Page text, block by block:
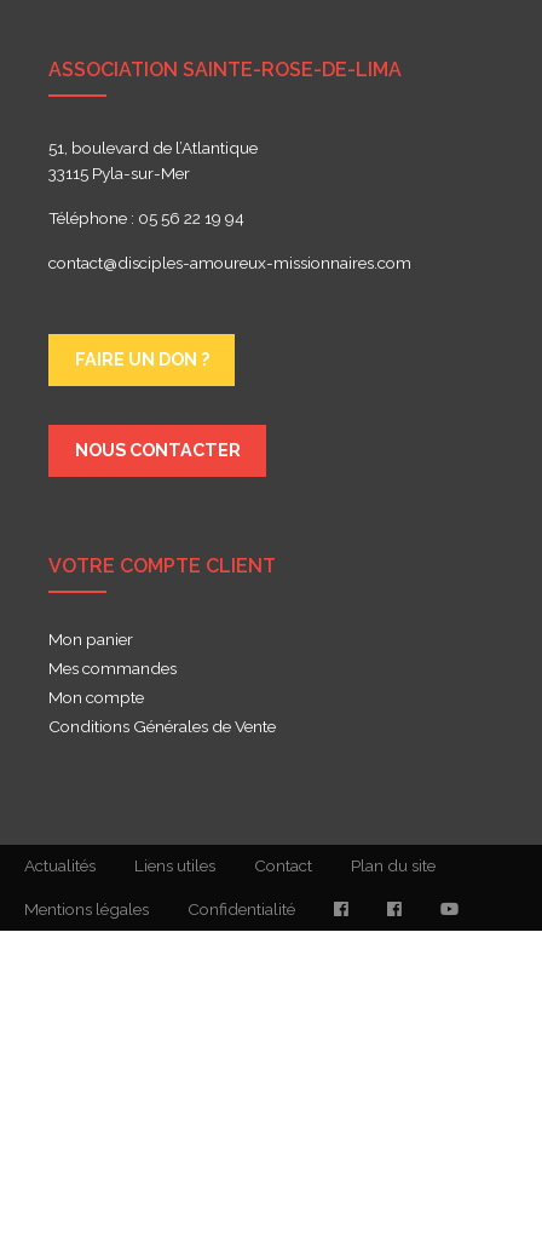
ASSOCIATION SAINTE-ROSE-DE-LIMA
51, boulevard de l’Atlantique
33115 Pyla-sur-Mer
Téléphone : 05 56 22 19 94
contact@disciples-amoureux-missionnaires.com
FAIRE UN DON ?
NOUS CONTACTER
VOTRE COMPTE CLIENT
Mon panier
Mes commandes
Mon compte
Conditions Générales de Vente
Actualités Liens utiles Contact Plan du site
Mentions légales Confidentialité